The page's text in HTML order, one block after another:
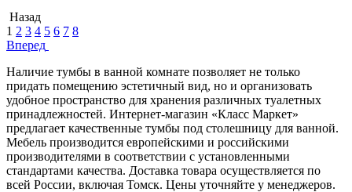
Назад
1 2 3 4 5 6 7 8
Вперед
Наличие тумбы в ванной комнате позволяет не только
придать помещению эстетичный вид, но и организовать
удобное пространство для хранения различных туалетных
принадлежностей. Интернет-магазин «Класс Маркет»
предлагает качественные тумбы под столешницу для ванной.
Мебель производится европейскими и российскими
производителями в соответствии с установленными
стандартами качества. Доставка товара осуществляется по
всей России, включая Томск. Цены уточняйте у менеджеров.